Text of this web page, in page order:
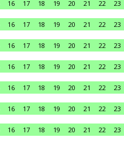
16 17 18 19 20 21 22
23
16 17 18 19 20 21 22
23
16 17 18 19 20 21 22
23
16 17 18 19 20 21 22
23
16 17 18 19 20 21 22
23
16 17 18 19 20 21 22
23
16 17 18 19 20 21 22
23